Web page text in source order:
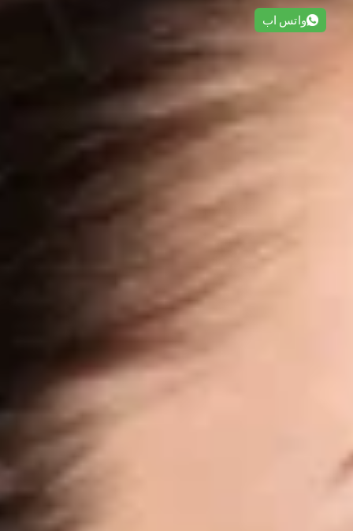
واتس اب